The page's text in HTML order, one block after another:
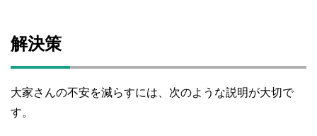
解決策
大家さんの不安を減らすには、次のような説明が大切で
す。